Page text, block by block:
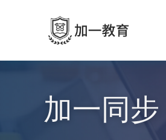
加一同